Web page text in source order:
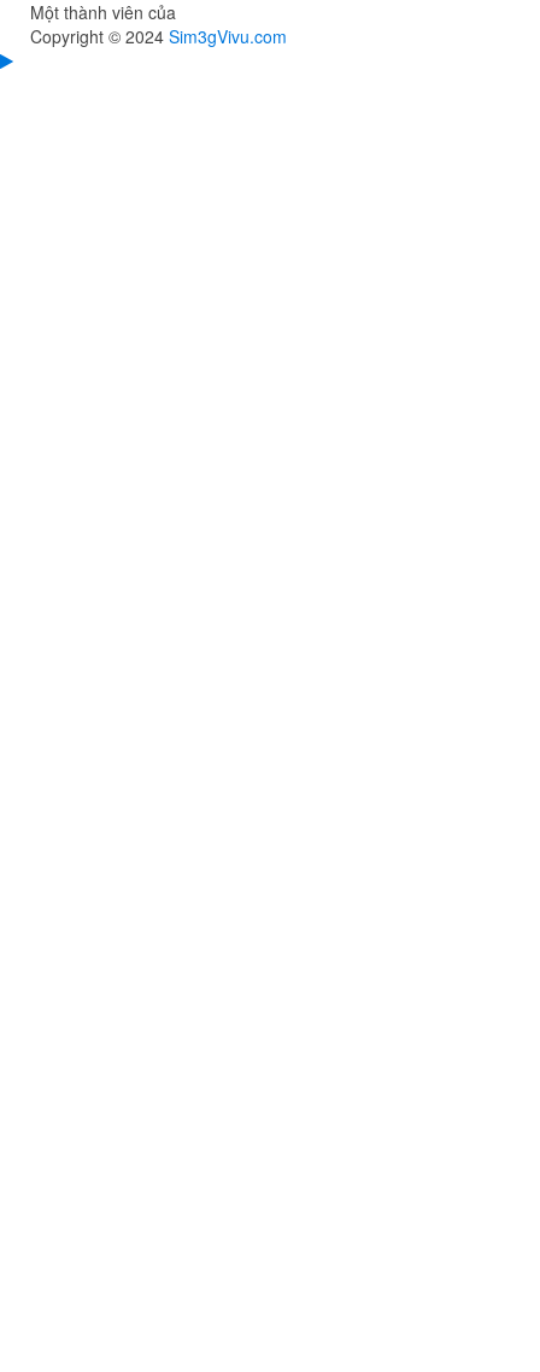
Một thành viên của
Copyright © 2024 Sim3gVivu.com